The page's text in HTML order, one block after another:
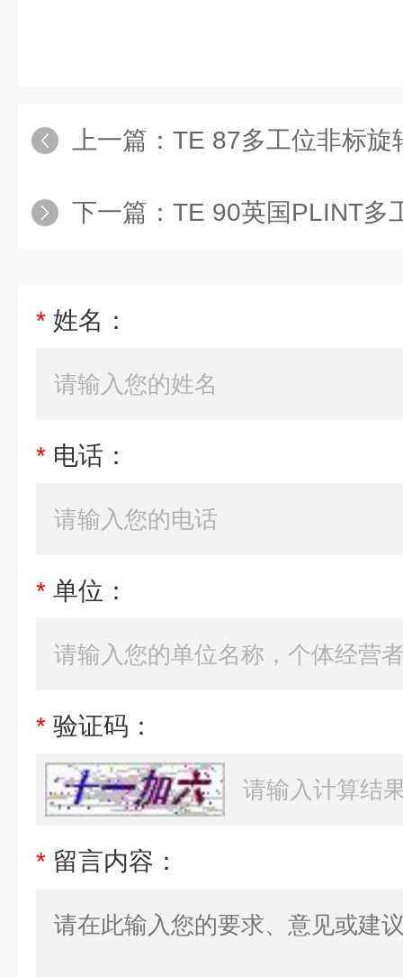
上一篇： TE 87多⼯位⾮标旋
下一篇： TE 90英国PLINT多
* 姓名：
* 电话：
* 单位：
* 验证码：
* 留言内容：